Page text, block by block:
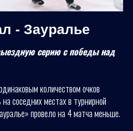
- Зауралье
серию с победы над
количеством очков
на соседних местах в турнирной
провело на 4 матча меньше.